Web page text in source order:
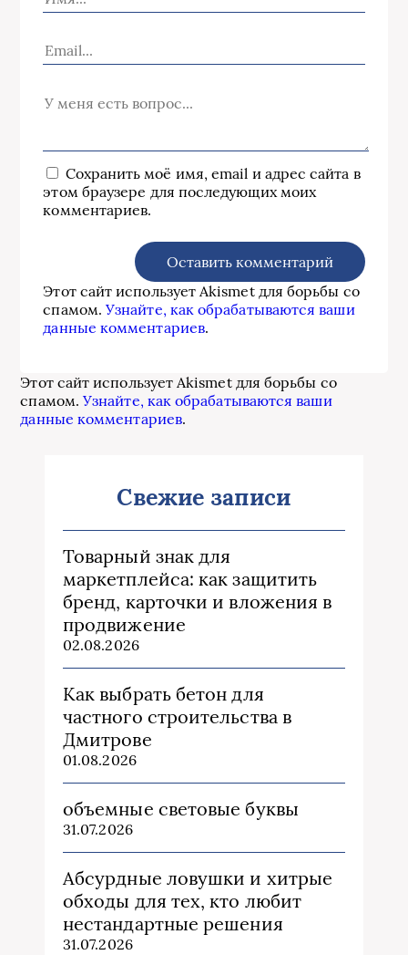
Сохранить моё имя, email и адрес сайта в
этом браузере для последующих моих
комментариев.
Этот сайт использует Akismet для борьбы со
спамом.Узнайте, как обрабатываются ваши
данные комментариев.
Этот сайт использует Akismet для борьбы со
спамом.Узнайте, как обрабатываются ваши
данные комментариев.
Свежие записи
Товарный знак для
маркетплейса: как защитить
бренд, карточки и вложения в
продвижение
02.08.2026
Как выбрать бетон для
частного строительства в
Дмитрове
01.08.2026
объемные световые буквы
31.07.2026
Абсурдные ловушки и хитрые
обходы для тех, кто любит
нестандартные решения
31.07.2026